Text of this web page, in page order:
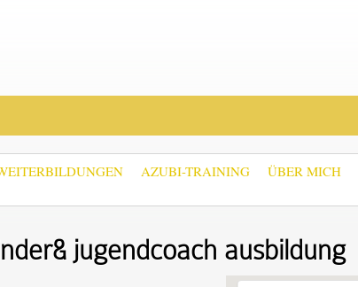
AZUBI-TRAINING ÜBER MICH
jugendcoach ausbildung